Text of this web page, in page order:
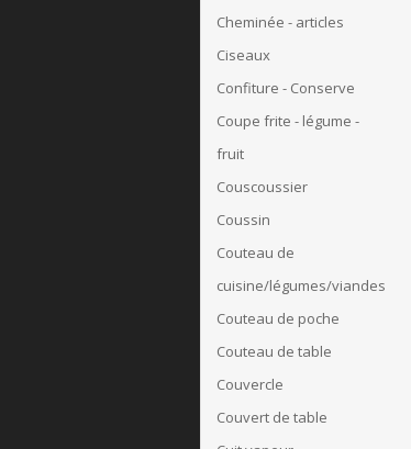
Cheminée - articles
Ciseaux
Confiture - Conserve
Coupe frite - légume -
fruit
Couscoussier
Coussin
Couteau de
cuisine/légumes/viandes
Couteau de poche
Couteau de table
Couvercle
Couvert de table